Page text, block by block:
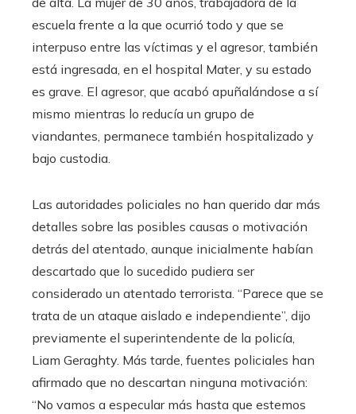
escuela frente a la que ocurrió todo y que se
interpuso entre las víctimas y el agresor, también
está ingresada, en el hospital Mater, y su estado
es grave. El agresor, que acabó apuñalándose a sí
mismo mientras lo reducía un grupo de
viandantes, permanece también hospitalizado y
bajo custodia.
Las autoridades policiales no han querido dar más
detalles sobre las posibles causas o motivación
detrás del atentado, aunque inicialmente habían
descartado que lo sucedido pudiera ser
considerado un atentado terrorista. “Parece que se
trata de un ataque aislado e independiente”, dijo
previamente el superintendente de la policía,
Liam Geraghty. Más tarde, fuentes policiales han
afirmado que no descartan ninguna motivación:
“No vamos a especular más hasta que estemos